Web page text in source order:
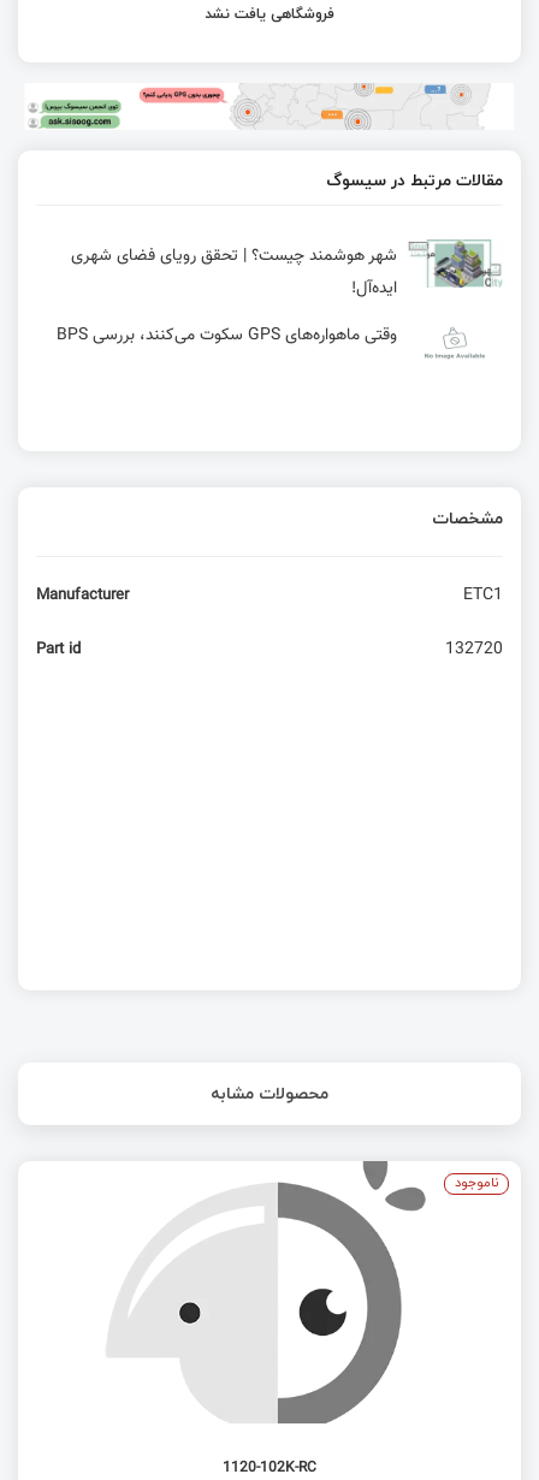
فروشگاهی یافت نشد
مقالات مرتبط در سیسوگ
شهر هوشمند چیست؟ | تحقق رویای فضای شهری
ایده‌آل!
وقتی ماهواره‌های GPS سکوت می‌کنند، بررسی BPS
مشخصات
Manufacturer ETC1
Part id 132720
محصولات مشابه
1120-102K-RC
ناموجود